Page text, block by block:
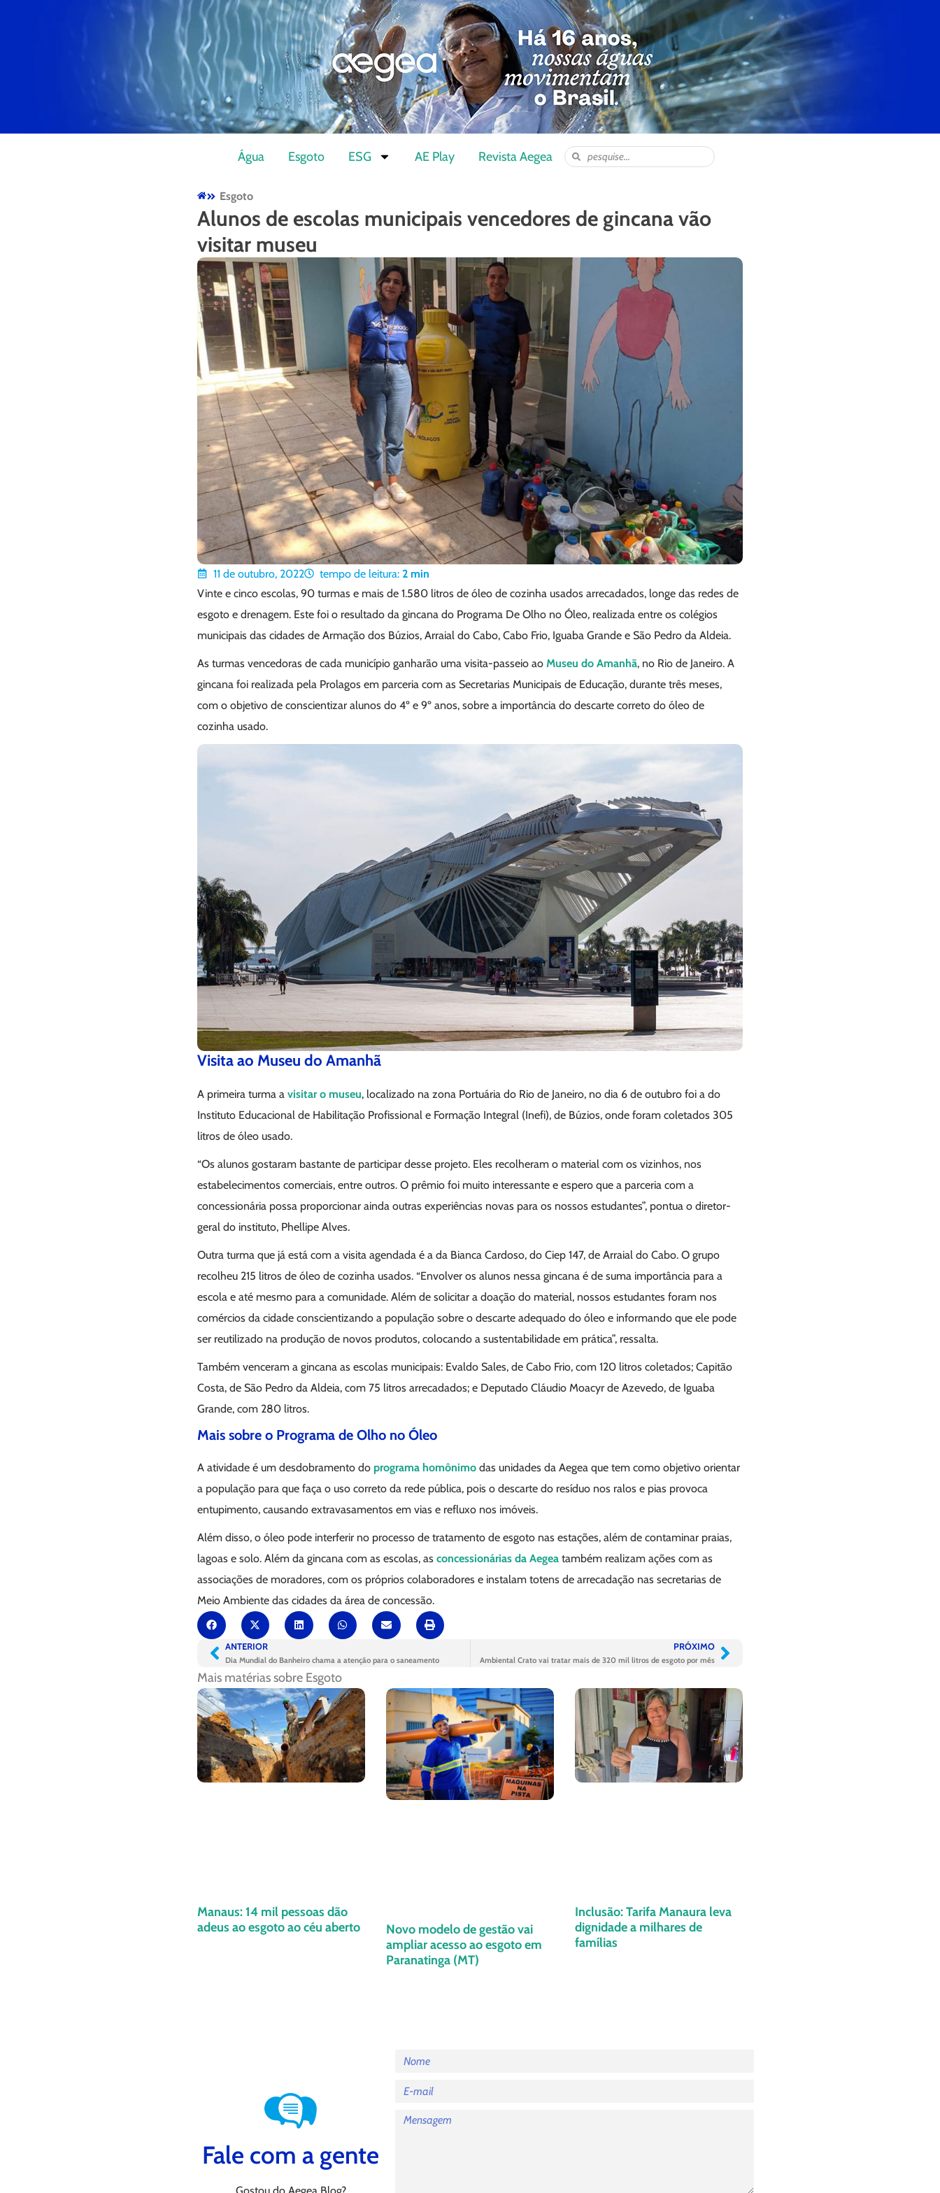
Água Esgoto ESG AE Play Revista Aegea
Esgoto
Alunos de escolas municipais vencedores de gincana vão
visitar museu
11 de outubro, 2022 tempo de leitura: 2 min
Vinte e cinco escolas, 90 turmas e mais de 1.580 litros de óleo de cozinha usados arrecadados, longe das redes de
esgoto e drenagem. Este foi o resultado da gincana do Programa De Olho no Óleo, realizada entre os colégios
municipais das cidades de Armação dos Búzios, Arraial do Cabo, Cabo Frio, Iguaba Grande e São Pedro da Aldeia.
As turmas vencedoras de cada município ganharão uma visita-passeio ao Museu do Amanhã, no Rio de Janeiro. A
gincana foi realizada pela Prolagos em parceria com as Secretarias Municipais de Educação, durante três meses,
com o objetivo de conscientizar alunos do 4º e 9º anos, sobre a importância do descarte correto do óleo de
cozinha usado.
Visita ao Museu do Amanhã
A primeira turma a visitar o museu, localizado na zona Portuária do Rio de Janeiro, no dia 6 de outubro foi a do
Instituto Educacional de Habilitação Profissional e Formação Integral (Inefi), de Búzios, onde foram coletados 305
litros de óleo usado.
“Os alunos gostaram bastante de participar desse projeto. Eles recolheram o material com os vizinhos, nos
estabelecimentos comerciais, entre outros. O prêmio foi muito interessante e espero que a parceria com a
concessionária possa proporcionar ainda outras experiências novas para os nossos estudantes”, pontua o diretor-
geral do instituto, Phellipe Alves.
Outra turma que já está com a visita agendada é a da Bianca Cardoso, do Ciep 147, de Arraial do Cabo. O grupo
recolheu 215 litros de óleo de cozinha usados. “Envolver os alunos nessa gincana é de suma importância para a
escola e até mesmo para a comunidade. Além de solicitar a doação do material, nossos estudantes foram nos
comércios da cidade conscientizando a população sobre o descarte adequado do óleo e informando que ele pode
ser reutilizado na produção de novos produtos, colocando a sustentabilidade em prática”, ressalta.
Também venceram a gincana as escolas municipais: Evaldo Sales, de Cabo Frio, com 120 litros coletados; Capitão
Costa, de São Pedro da Aldeia, com 75 litros arrecadados; e Deputado Cláudio Moacyr de Azevedo, de Iguaba
Grande, com 280 litros.
Mais sobre o Programa de Olho no Óleo
A atividade é um desdobramento do programa homônimo das unidades da Aegea que tem como objetivo orientar
a população para que faça o uso correto da rede pública, pois o descarte do resíduo nos ralos e pias provoca
entupimento, causando extravasamentos em vias e refluxo nos imóveis.
Além disso, o óleo pode interferir no processo de tratamento de esgoto nas estações, além de contaminar praias,
lagoas e solo. Além da gincana com as escolas, as concessionárias da Aegea também realizam ações com as
associações de moradores, com os próprios colaboradores e instalam totens de arrecadação nas secretarias de
Meio Ambiente das cidades da área de concessão.
ANTERIOR
Dia Mundial do Banheiro chama a atenção para o saneamento
PRÓXIMO
Ambiental Crato vai tratar mais de 320 mil litros de esgoto por mês
Mais matérias sobre Esgoto
Manaus: 14 mil pessoas dão
adeus ao esgoto ao céu aberto
Novo modelo de gestão vai
ampliar acesso ao esgoto em
Paranatinga (MT)
Inclusão: Tarifa Manaura leva
dignidade a milhares de
famílias
Fale com a gente
Gostou do Aegea Blog?